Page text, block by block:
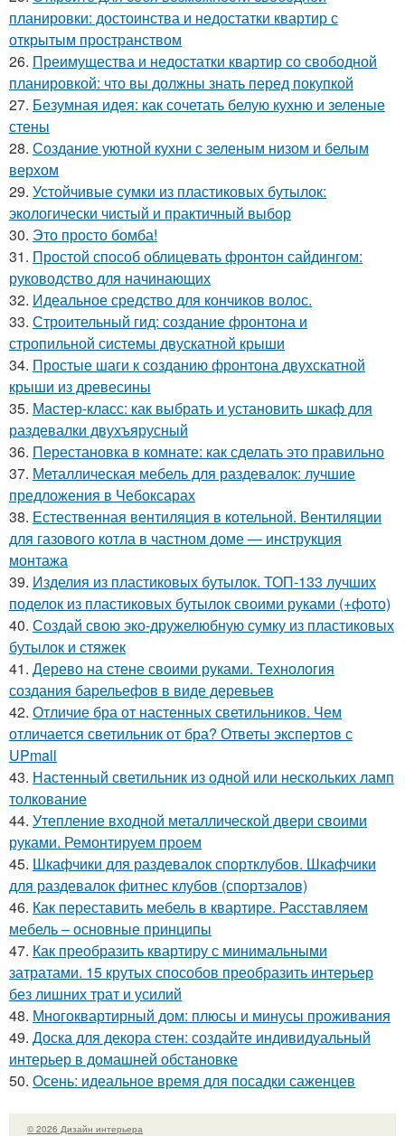
планировки: достоинства и недостатки квартир с
открытым пространством
26. Преимущества и недостатки квартир со свободной
планировкой: что вы должны знать перед покупкой
27. Безумная идея: как сочетать белую кухню и зеленые
стены
28. Создание уютной кухни с зеленым низом и белым
верхом
29. Устойчивые сумки из пластиковых бутылок:
экологически чистый и практичный выбор
30. Это просто бомба!
31. Простой способ облицевать фронтон сайдингом:
руководство для начинающих
32. Идеальное средство для кончиков волос.
33. Строительный гид: создание фронтона и
стропильной системы двускатной крыши
34. Простые шаги к созданию фронтона двухскатной
крыши из древесины
35. Мастер-класс: как выбрать и установить шкаф для
раздевалки двухъярусный
36. Перестановка в комнате: как сделать это правильно
37. Металлическая мебель для раздевалок: лучшие
предложения в Чебоксарах
38. Естественная вентиляция в котельной. Вентиляции
для газового котла в частном доме — инструкция
монтажа
39. Изделия из пластиковых бутылок. ТОП-133 лучших
поделок из пластиковых бутылок своими руками (+фото)
40. Создай свою эко-дружелюбную сумку из пластиковых
бутылок и стяжек
41. Дерево на стене своими руками. Технология
создания барельефов в виде деревьев
42. Отличие бра от настенных светильников. Чем
отличается светильник от бра? Ответы экспертов с
UPmall
43. Настенный светильник из одной или нескольких ламп
толкование
44. Утепление входной металлической двери своими
руками. Ремонтируем проем
45. Шкафчики для раздевалок спортклубов. Шкафчики
для раздевалок фитнес клубов (спортзалов)
46. Как переставить мебель в квартире. Расставляем
мебель – основные принципы
47. Как преобразить квартиру с минимальными
затратами. 15 крутых способов преобразить интерьер
без лишних трат и усилий
48. Многоквартирный дом: плюсы и минусы проживания
49. Доска для декора стен: создайте индивидуальный
интерьер в домашней обстановке
50. Осень: идеальное время для посадки саженцев
© 2026 Дизайн интерьера